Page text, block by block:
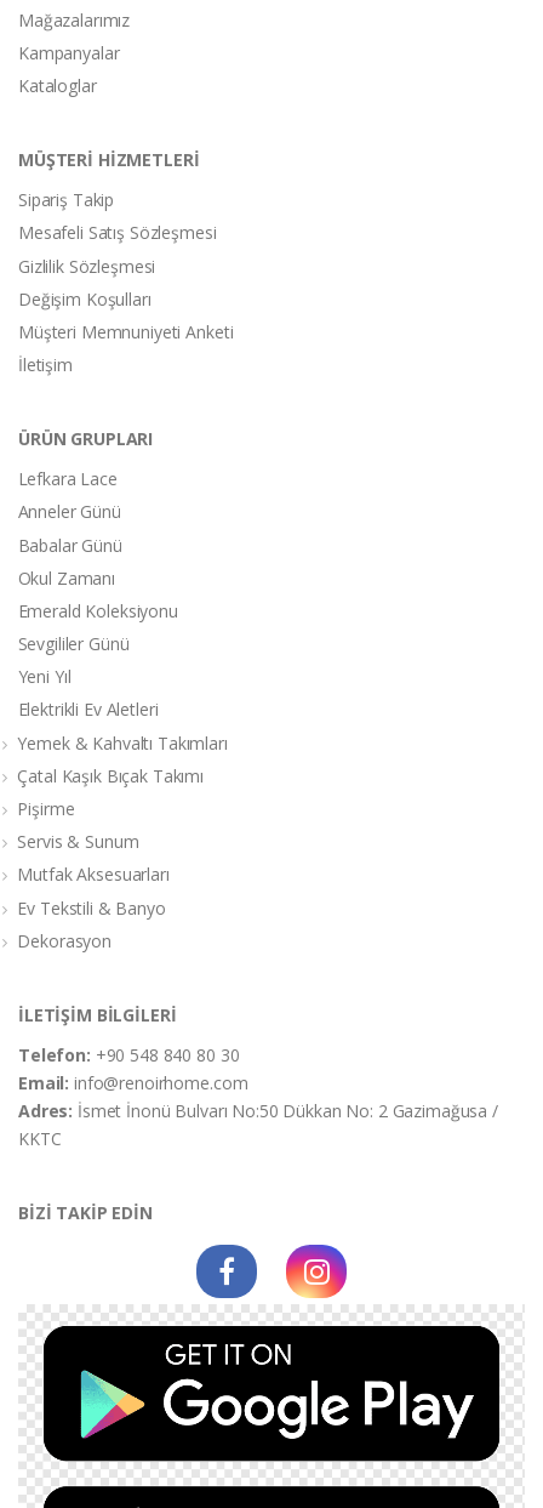
Mağazalarımız
Kampanyalar
Kataloglar
MÜŞTERİ HİZMETLERİ
Sipariş Takip
Mesafeli Satış Sözleşmesi
Gizlilik Sözleşmesi
Değişim Koşulları
Müşteri Memnuniyeti Anketi
İletişim
ÜRÜN GRUPLARI
Lefkara Lace
Anneler Günü
Babalar Günü
Okul Zamanı
Emerald Koleksiyonu
Sevgililer Günü
Yeni Yıl
Elektrikli Ev Aletleri
Yemek & Kahvaltı Takımları
Çatal Kaşık Bıçak Takımı
Pişirme
Servis & Sunum
Mutfak Aksesuarları
Ev Tekstili & Banyo
Dekorasyon
İLETİŞİM BİLGİLERİ
Telefon: +90 548 840 80 30
Email:info@renoirhome.com
Adres: İsmet İnonü Bulvarı No:50 Dükkan No: 2 Gazimağusa /
KKTC
BİZİ TAKİP EDİN